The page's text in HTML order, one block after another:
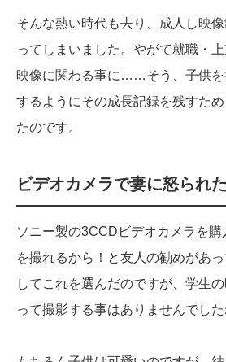
そんな熱い時代も去り、成人し映
ってしまいました。やがて就職・
映像に関わる事に……そう、子供を
するようにその成長記録を残すた
たのです。
ビデオカメラで妻に怒られた
ソニー製の3CCDビデオカメラを
を撮れるから！と友人の勧めがあ
してこれを選んだのですが、学生
って撮影する事はありませんでし